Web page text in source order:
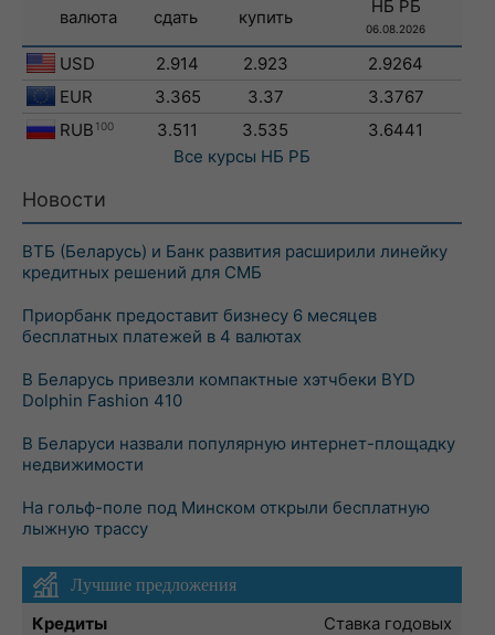
валюта сдать купить
НБ РБ
06.08.2026
USD 2.914 2.923
2.9264
EUR
3.365 3.37
3.3767
RUB 100 3.511 3.535
3.6441
Все курсы НБ РБ
Новости
ВТБ (Беларусь) и Банк развития расширили линейку
кредитных решений для СМБ
Приорбанк предоставит бизнесу 6 месяцев
бесплатных платежей в 4 валютах
В Беларусь привезли компактные хэтчбеки BYD
Dolphin Fashion 410
В Беларуси назвали популярную интернет-площадку
недвижимости
На гольф-поле под Минском открыли бесплатную
лыжную трассу
Лучшие предложения
Кредиты
Ставка годовых